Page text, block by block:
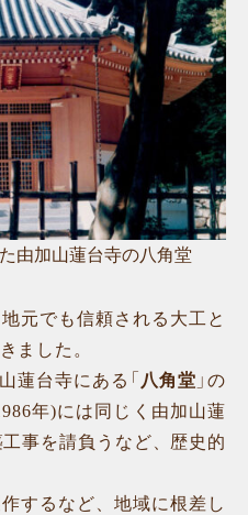
由加山蓮台寺の八角堂
元でも信頼される大工と
ました。
蓮台寺にある「 八角堂 」の
年)には同じく由加山蓮
工事を請負うなど、歴史的
するなど、地域に根差し